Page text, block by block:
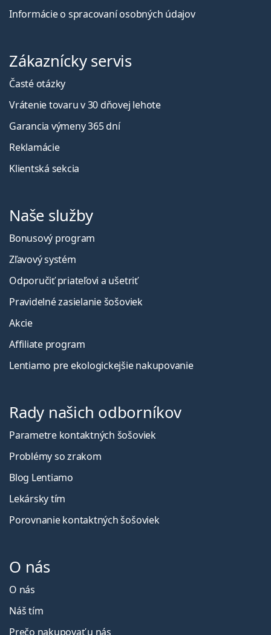
Informácie o spracovaní osobných údajov
Zákaznícky servis
Časté otázky
Vrátenie tovaru v 30 dňovej lehote
Garancia výmeny 365 dní
Reklamácie
Klientská sekcia
Naše služby
Bonusový program
Zľavový systém
Odporučiť priateľovi a ušetriť
Pravidelné zasielanie šošoviek
Akcie
Affiliate program
Lentiamo pre ekologickejšie nakupovanie
Rady našich odborníkov
Parametre kontaktných šošoviek
Problémy so zrakom
Blog Lentiamo
Lekársky tím
Porovnanie kontaktných šošoviek
O nás
O nás
Náš tím
Prečo nakupovať u nás